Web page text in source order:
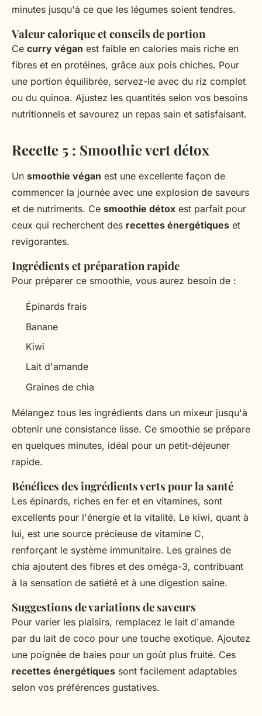
minutes jusqu'à ce que les légumes soient tendres.
Valeur calorique et conseils de portion
Ce curry végan est faible en calories mais riche en
fibres et en protéines, grâce aux pois chiches. Pour
une portion équilibrée, servez-le avec du riz complet
ou du quinoa. Ajustez les quantités selon vos besoins
nutritionnels et savourez un repas sain et satisfaisant.
Recette 5 : Smoothie vert détox
Un smoothie végan est une excellente façon de
commencer la journée avec une explosion de saveurs
et de nutriments. Ce smoothie détox est parfait pour
ceux qui recherchent des recettes énergétiques et
revigorantes.
Ingrédients et préparation rapide
Pour préparer ce smoothie, vous aurez besoin de :
Épinards frais
Banane
Kiwi
Lait d'amande
Graines de chia
Mélangez tous les ingrédients dans un mixeur jusqu'à
obtenir une consistance lisse. Ce smoothie se prépare
en quelques minutes, idéal pour un petit-déjeuner
rapide.
Bénéfices des ingrédients verts pour la santé
Les épinards, riches en fer et en vitamines, sont
excellents pour l'énergie et la vitalité. Le kiwi, quant à
lui, est une source précieuse de vitamine C,
renforçant le système immunitaire. Les graines de
chia ajoutent des fibres et des oméga-3, contribuant
à la sensation de satiété et à une digestion saine.
Suggestions de variations de saveurs
Pour varier les plaisirs, remplacez le lait d'amande
par du lait de coco pour une touche exotique. Ajoutez
une poignée de baies pour un goût plus fruité. Ces
recettes énergétiques sont facilement adaptables
selon vos préférences gustatives.